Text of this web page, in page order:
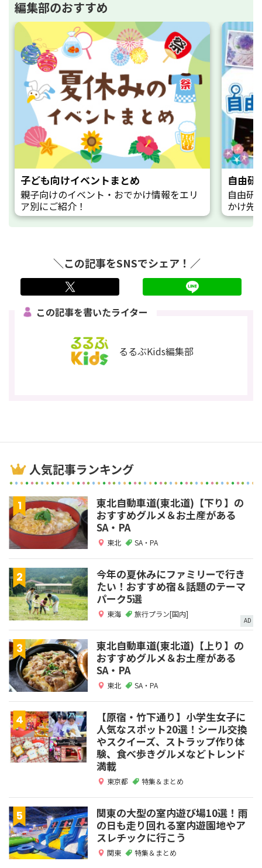
編集部のおすすめ
子ども向けイベントまとめ
親子向けのイベント・おでかけ情報をエリ
ア別にご紹介！
自由研
自由研
かけ先
＼この記事をSNSでシェア！／
この記事を書いたライター
るるぶKids編集部
人気記事ランキング
東北自動車道(東北道)【下り】の
おすすめグルメ＆お土産がある
SA・PA
東北 SA・PA
今年の夏休みにファミリーで行き
たい！おすすめ宿＆話題のテーマ
パーク5選
東海 旅行プラン[国内]
AD
東北自動車道(東北道)【上り】の
おすすめグルメ＆お土産がある
SA・PA
東北 SA・PA
【原宿・竹下通り】小学生女子に
人気なスポット20選！シール交換
やスクイーズ、ストラップ作り体
験、食べ歩きグルメなどトレンド
満載
東京都 特集＆まとめ
関東の大型の室内遊び場10選！雨
の日も走り回れる室内遊園地やア
スレチックに行こう
関東 特集＆まとめ